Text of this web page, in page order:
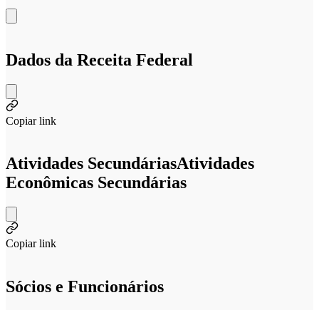
Dados da Receita Federal
Copiar link
Atividades SecundáriasAtividades
Econômicas Secundárias
Copiar link
Sócios e Funcionários